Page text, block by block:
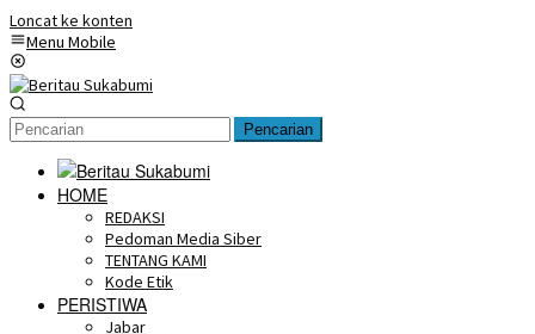
Loncat ke konten
Menu Mobile
Pencarian
HOME
REDAKSI
Pedoman Media Siber
TENTANG KAMI
Kode Etik
PERISTIWA
Jabar